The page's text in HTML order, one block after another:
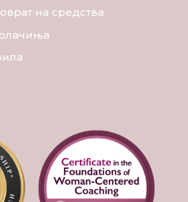
на средства